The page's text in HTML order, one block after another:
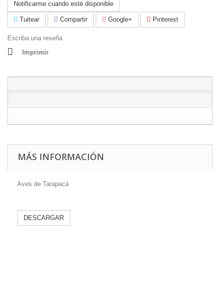
Notificarme cuando esté disponible
Tuitear Compartir Google+ Pinterest
Escriba una reseña
Imprimir
MÁS INFORMACIÓN
Aves de Tarapacá
DESCARGAR